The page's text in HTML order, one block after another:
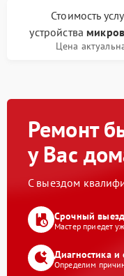
Стоимость
устройства
Цена
Ремонт
у Вас
С выездом
Срочный выезд
Мастер приедет
Диагностика и
Определим